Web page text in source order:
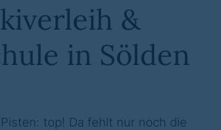
&
in Sölden
top! Da fehlt nur noch die